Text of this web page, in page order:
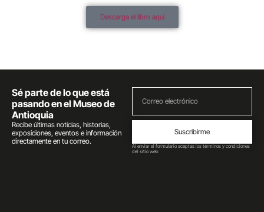
Descarga el libro aquí
Sé parte de lo que está
pasando en el Museo de
Antioquia
Recibe últimas noticias, historias,
exposiciones, eventos e información
directamente en tu correo.
Suscribirme
Al enviar el formulario aceptas los términos y condiciones
del sitio web